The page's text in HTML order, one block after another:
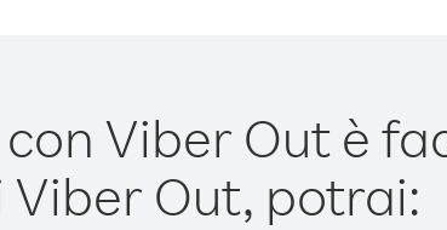
Viber Out è
Out, potrai: